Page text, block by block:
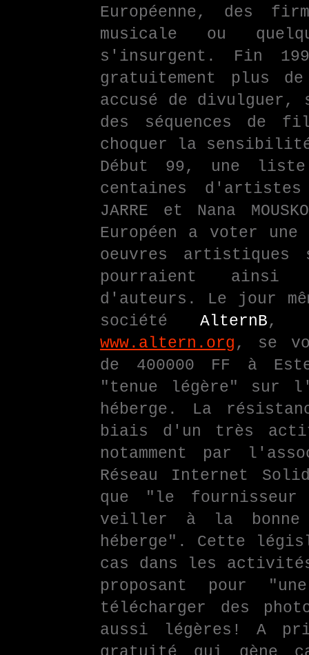
Européenne, des
musicale ou
s'insurgent. Fin
gratuitement plus
accusé de
des séquences de
choquer la
Début 99, une
centaines d'artistes
JARRE et Nana
Européen a voter
oeuvres
pourraient ainsi
d'auteurs. Le jour
société AlternB,
www.altern.org , se
de 400000 FF à
"tenue légère" sur
héberge. La
biais d'un très
notamment par
Réseau Internet
que "le
veiller à la
héberge". Cette
cas dans les
proposant pour
télécharger des
aussi légères! A